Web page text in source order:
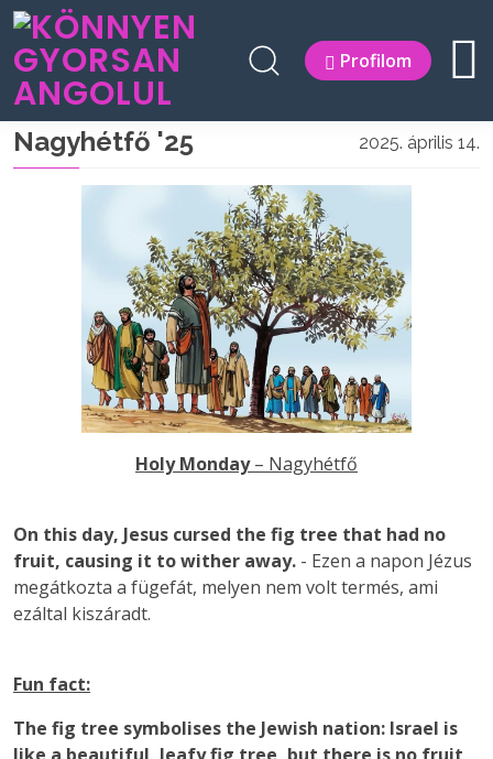
Profilom
Nagyhétfő '25 2025. április 14.
Holy Monday– Nagyhétfő
On this day, Jesus cursed the fig tree that had no
fruit, causing it to wither away. - Ezen a napon Jézus
megátkozta a fügefát, melyen nem volt termés, ami
ezáltal kiszáradt.
Fun fact:
The fig tree symbolises the Jewish nation: Israel is